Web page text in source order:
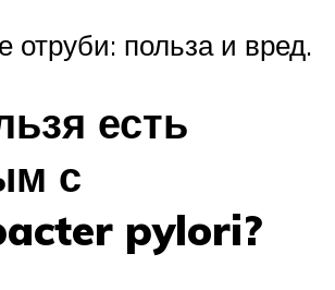
польза и вред.
есть
с
pylori?